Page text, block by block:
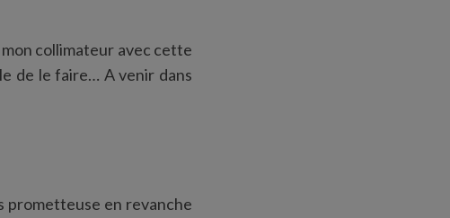
collimateur avec cette
de le faire… A venir dans
prometteuse en revanche